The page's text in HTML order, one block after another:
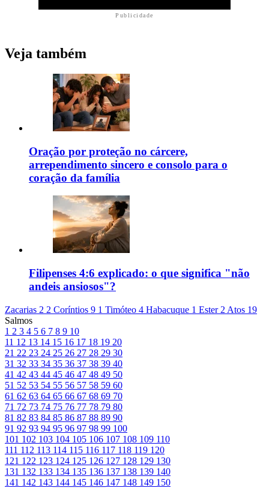
Publicidade
Veja também
Oração por proteção no cárcere,
arrependimento sincero e consolo para o
coração da família
Filipenses 4:6 explicado: o que significa "não
andeis ansiosos"?
Zacarias 2 2 Coríntios 9 1 Timóteo 4 Habacuque 1 Ester 2 Atos 19
Salmos
1 2 3 4 5 6 7 8 9 10
11 12 13 14 15 16 17 18 19 20
21 22 23 24 25 26 27 28 29 30
31 32 33 34 35 36 37 38 39 40
41 42 43 44 45 46 47 48 49 50
51 52 53 54 55 56 57 58 59 60
61 62 63 64 65 66 67 68 69 70
71 72 73 74 75 76 77 78 79 80
81 82 83 84 85 86 87 88 89 90
91 92 93 94 95 96 97 98 99 100
101 102 103 104 105 106 107 108 109 110
111 112 113 114 115 116 117 118 119 120
121 122 123 124 125 126 127 128 129 130
131 132 133 134 135 136 137 138 139 140
141 142 143 144 145 146 147 148 149 150